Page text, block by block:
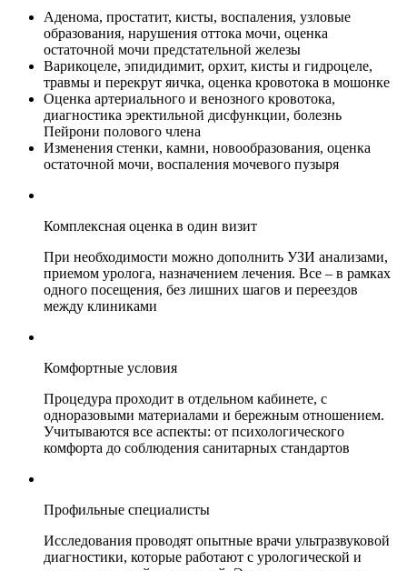
Аденома, простатит, кисты, воспаления, узловые
образования, нарушения оттока мочи, оценка
остаточной мочи предстательной железы
Варикоцеле, эпидидимит, орхит, кисты и гидроцеле,
травмы и перекрут яичка, оценка кровотока в мошонке
Оценка артериального и венозного кровотока,
диагностика эректильной дисфункции, болезнь
Пейрони полового члена
Изменения стенки, камни, новообразования, оценка
остаточной мочи, воспаления мочевого пузыря
Комплексная оценка в один визит
При необходимости можно дополнить УЗИ анализами,
приемом уролога, назначением лечения. Все – в рамках
одного посещения, без лишних шагов и переездов
между клиниками
Комфортные условия
Процедура проходит в отдельном кабинете, с
одноразовыми материалами и бережным отношением.
Учитываются все аспекты: от психологического
комфорта до соблюдения санитарных стандартов
Профильные специалисты
Исследования проводят опытные врачи ультразвуковой
диагностики, которые работают с урологической и